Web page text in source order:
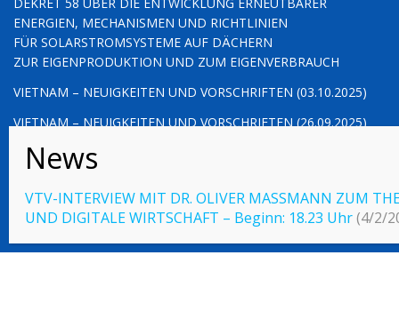
ENERGIEN, MECHANISMEN UND RICHTLINIEN
FÜR SOLARSTROMSYSTEME AUF DÄCHERN
ZUR EIGENPRODUKTION UND ZUM EIGENVERBRAUCH
VIETNAM – NEUIGKEITEN UND VORSCHRIFTEN (03.10.2025)
VIETNAM – NEUIGKEITEN UND VORSCHRIFTEN (26.09.2025)
© 2023 Vietnamlaws.xyz
VTV-INTERVIEW MIT DR. OLIVER MASSMANN ZUM
UND DIGITALE WIRTSCHAFT – Beginn: 18.23 Uhr(4/2/